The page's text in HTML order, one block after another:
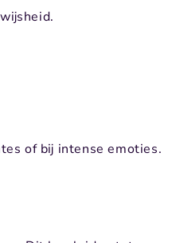
of bij intense emoties.